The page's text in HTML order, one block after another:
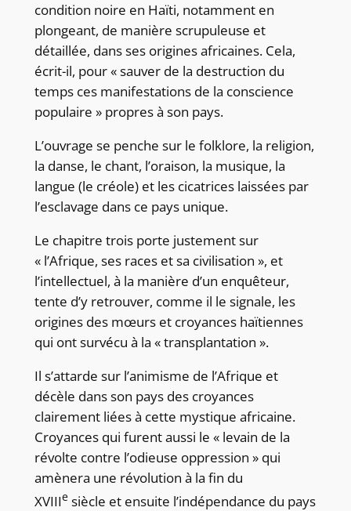
condition noire en Haïti, notamment en
plongeant, de manière scrupuleuse et
détaillée, dans ses origines africaines. Cela,
écrit-il, pour « sauver de la destruction du
temps ces manifestations de la conscience
populaire » propres à son pays.
L’ouvrage se penche sur le folklore, la religion,
la danse, le chant, l’oraison, la musique, la
langue (le créole) et les cicatrices laissées par
l’esclavage dans ce pays unique.
Le chapitre trois porte justement sur
« l’Afrique, ses races et sa civilisation », et
l’intellectuel, à la manière d’un enquêteur,
tente d’y retrouver, comme il le signale, les
origines des mœurs et croyances haïtiennes
qui ont survécu à la « transplantation ».
Il s’attarde sur l’animisme de l’Afrique et
décèle dans son pays des croyances
clairement liées à cette mystique africaine.
Croyances qui furent aussi le « levain de la
révolte contre l’odieuse oppression » qui
amènera une révolution à la fin du
XVIIIesiècle et ensuite l’indépendance du pays